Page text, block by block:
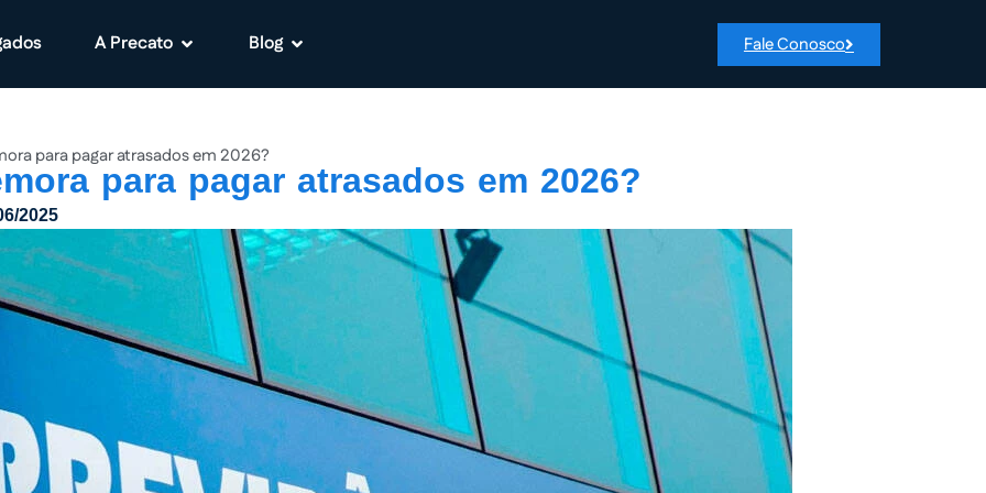
A Precato Blog Fale Conosco
para pagar atrasados em 2026?
para pagar atrasados em 2026?
2025